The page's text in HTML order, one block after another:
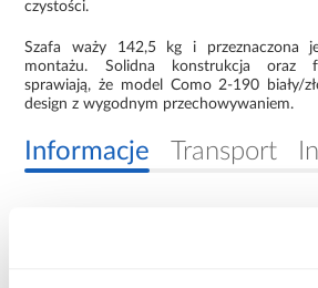
czystości.
Szafa waży 142,5 kg i przeznaczona
montażu. Solidna konstrukcja oraz
sprawiają, że model Como 2-190 biały/
design z wygodnym przechowywaniem.
Informacje Transport